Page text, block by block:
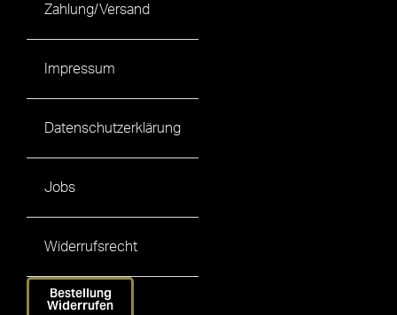
Zahlung/Versand
Impressum
Datenschutzerklärung
Jobs
Widerrufsrecht
Bestellung
Widerrufen